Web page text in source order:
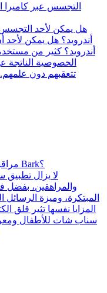
التجسس عبر كاميرا
هل يمكن لأحد التجسس
أندرويد؟ هل يمكن
أندرويد؟ كثير من
الخصوصية الناتجة
تتعقبهم دون علمهم.
مراقبة سناب شات للأطفال: هل يكفي تطبيق Bark؟
لا يزال تطبيق
والمراهقين، بفضل
المبتكرة، وميزة
المزايا نفسها تثير قلق
سناب شات للأطفال